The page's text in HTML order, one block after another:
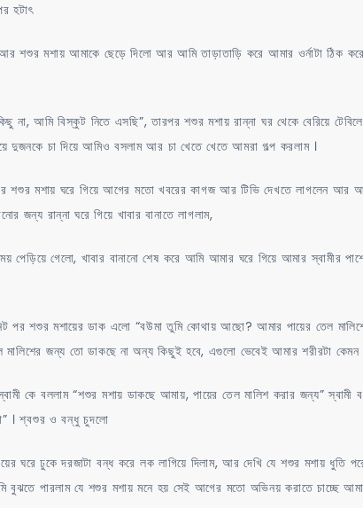
হটাৎ
মশায় আমাকে ছেড়ে দিলো আর আমি তাড়াতাড়ি করে আমার ওর্নাটা ঠিক করে
না, আমি বিস্কুট নিতে এসছি”, তারপর শশুর মশায় রান্না ঘর থেকে বেরিয়ে
দুজনকে চা দিয়ে আমিও বসলাম আর চা খেতে খেতে আমরা গল্প করলাম ।
শশুর মশায় ঘরে গিয়ে আগের মতো খবরের কাগজ আর টিভি দেখতে লাগলেন আর
জন্য রান্না ঘরে গিয়ে খাবার বানাতে লাগলাম,
সময় পেড়িয়ে গেলো, খাবার বানানো শেষ করে আমি আমার ঘরে গিয়ে আমার স্বামীর
পর শশুর মশায়ের ডাক এলো “বউমা তুমি কোথায় আছো? আমার পায়ের তেল
মালিশের জন্য তো ডাকছে না অন্য কিছুই হবে, এগুলো ভেবেই আমার শরীরটা
কে বললাম “শশুর মশায় ডাকছে আমায়, পায়ের তেল মালিশ করার জন্য”
। শ্বশুর ও বন্ধু চুদলো
ঘরে ঢুকে দরজাটা বন্ধ করে লক লাগিয়ে দিলাম, আর দেখি যে শশুর মশায় ধুতি
পারলাম যে শশুর মশায় মনে হয় সেই আগের মতো অভিনয় করাতে চাচ্ছে